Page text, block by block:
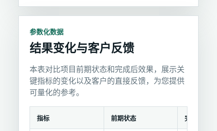
参数化数据
结果变化与客户反馈
本表对比项目前期状态和完成后效果，展示关
键指标的变化以及客户的直接反馈，为您提供
可量化的参考。
指标 前期状态 完成后